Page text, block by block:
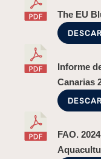
The EU
Informe
Canarias
FAO.